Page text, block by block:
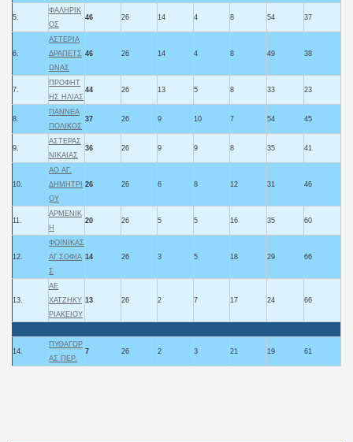
5.
ΦΑΛΗΡΙΚ
ΟΣ
46 26 14 4 8 54 37
6.
ΑΣΤΕΡΙΑ
ΔΡΑΠΕΤΣ
ΩΝΑΣ
46 26 14 4 8 49 38
7.
ΠΡΟΦΗΤ
ΗΣ ΗΛΙΑΣ
44 26 13 5 8 33 23
8.
ΠΑΝΝΕΑ
ΠΟΛΙΚΟΣ
37 26 9 10 7 54 45
9.
ΑΣΤΕΡΑΣ
ΝΙΚΑΙΑΣ
36 26 9 9 8 35 41
10.
ΑΟ ΑΓ.
ΔΗΜΗΤΡΙ
ΟΥ
26 26 6 8 12 31 46
11.
ΑΡΜΕΝΙΚ
Η
20 26 5 5 16 35 60
12.
ΦΟΙΝΙΚΑΣ
ΑΓ.ΣΟΦΙΑ
Σ
14 26 3 5 18 29 66
13.
ΑΕ
ΧΑΤΖΗΚΥ
ΡΙΑΚΕΙΟΥ
13 26 2 7 17 24 66
14.
ΠΥΘΑΓΟΡ
ΑΣ ΠΕΡ.
7 26 2 3 21 19 61